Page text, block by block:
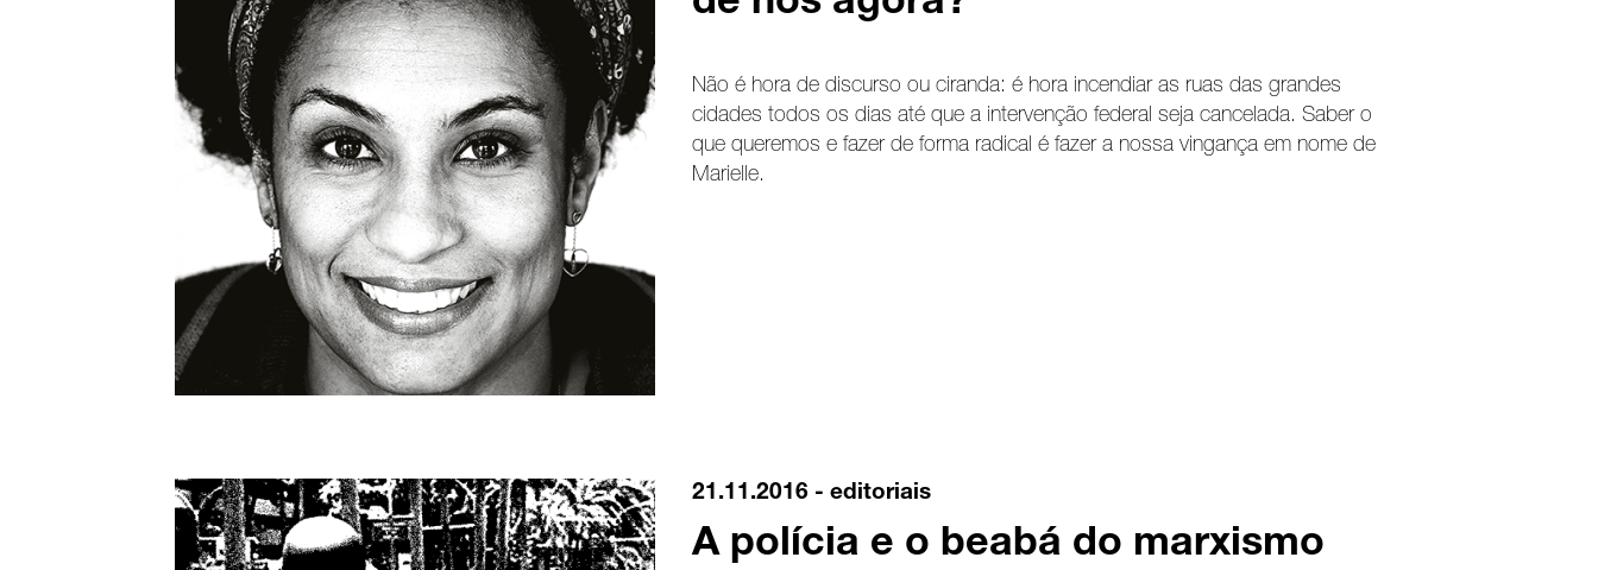
Não é hora de discurso ou ciranda: é hora incendiar as ruas das grandes
cidades todos os dias até que a intervenção federal seja cancelada. Saber o
que queremos e fazer de forma radical é fazer a nossa vingança em nome de
Marielle.
21.11.2016 - editoriais
A polícia e o beabá do marxismo